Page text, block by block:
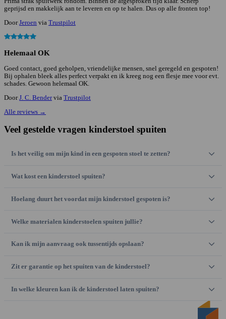
geprijsd en makkelijk aan te leveren en op te halen. Dus op alle fronten top!
DoorJeroen via Trustpilot
Helemaal OK
Goed contact, goed geholpen, vriendelijke mensen, snel geregeld en gespoten!
Bij ophalen bleek alles perfect verpakt en ik kreeg nog een flesje mee voor evt.
schades. Gewoon helemaal OK.
DoorJ. C. Bendervia Trustpilot
Alle reviews →
Veel gestelde vragen kinderstoel spuiten
Is het veilig om mijn kind in een gespoten stoel te zetten?
Wat kost een kinderstoel spuiten?
Hoelang duurt het voordat mijn kinderstoel gespoten is?
Welke materialen kinderstoelen spuiten jullie?
Kan ik mijn aanvraag ook tussentijds opslaan?
Zit er garantie op het spuiten van de kinderstoel?
In welke kleuren kan ik de kinderstoel laten spuiten?